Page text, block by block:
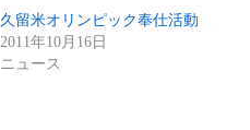
久留米オリンピック奉仕活動
2011年10月16日
ニュース